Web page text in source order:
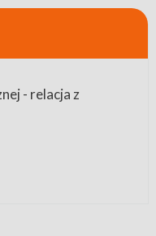
- relacja z